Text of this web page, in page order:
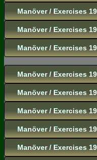
Manöver / Exercises
Manöver / Exercises
Manöver / Exercises
Manöver / Exercises
Manöver / Exercises
Manöver / Exercises
Manöver / Exercises
Manöver / Exercises